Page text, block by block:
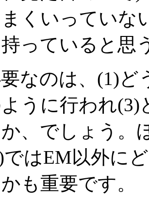
くいっていな
っていると思
なのは、(1)ど
うに行われ(3)
、でしょう。
ではEM以外に
も重要です。